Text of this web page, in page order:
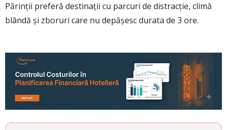
Părinții preferă destinații cu parcuri de distracție, climă
blândă și zboruri care nu depășesc durata de 3 ore.